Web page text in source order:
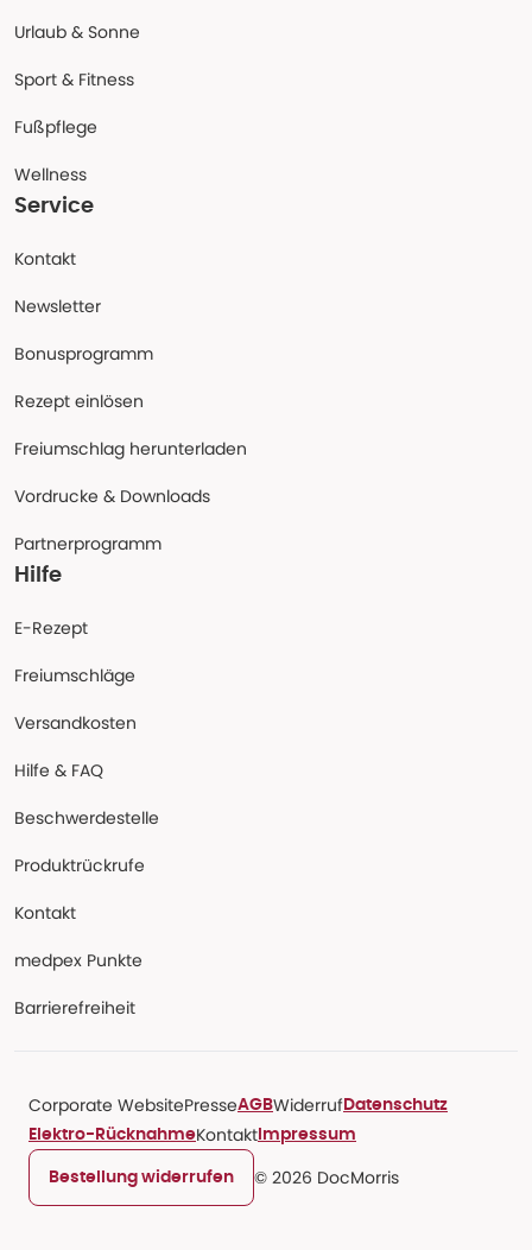
Urlaub & Sonne
Sport & Fitness
Fußpflege
Wellness
Service
Kontakt
Newsletter
Bonusprogramm
Rezept einlösen
Freiumschlag herunterladen
Vordrucke & Downloads
Partnerprogramm
Hilfe
E-Rezept
Freiumschläge
Versandkosten
Hilfe & FAQ
Beschwerdestelle
Produktrückrufe
Kontakt
medpex Punkte
Barrierefreiheit
Corporate WebsitePresseAGBWiderruf Datenschutz
Elektro-RücknahmeKontakt Impressum
Bestellung widerrufen © 2026 DocMorris